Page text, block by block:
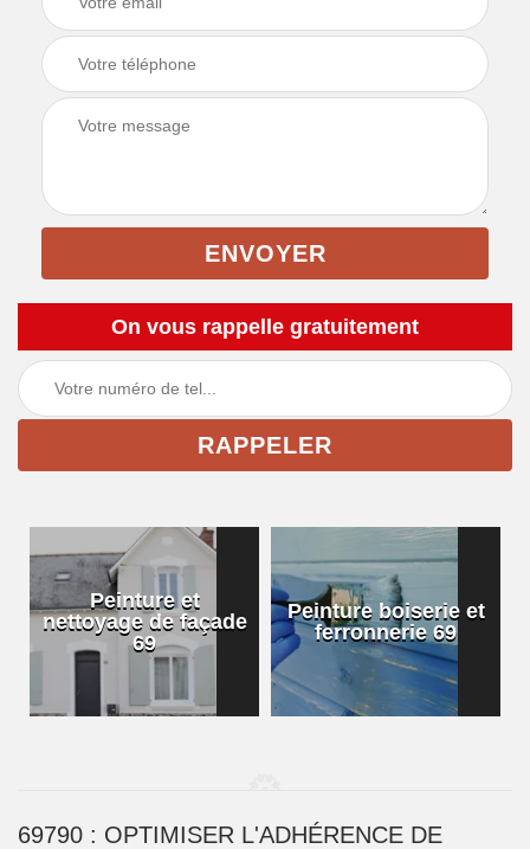
On vous rappelle gratuitement
Peinture et
nettoyage de façade
69
Peinture boiserie et
ferronnerie 69
69790 : OPTIMISER L'ADHÉRENCE DE